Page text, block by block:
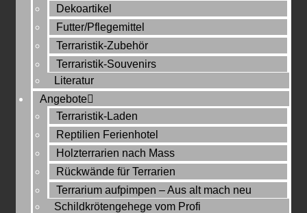
Dekoartikel
Futter/Pflegemittel
Terraristik-Zubehör
Terraristik-Souvenirs
Literatur
Angebote
Terraristik-Laden
Reptilien Ferienhotel
Holzterrarien nach Mass
Rückwände für Terrarien
Terrarium aufpimpen – Aus alt mach neu
Schildkrötengehege vom Profi